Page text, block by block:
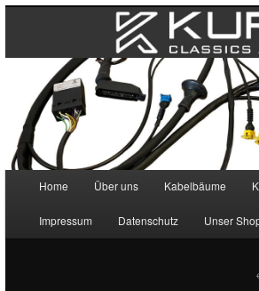
Skip to primary content
Skip to secondary content
Home Über uns Kabelbäume
Impressum Datenschutz Unser